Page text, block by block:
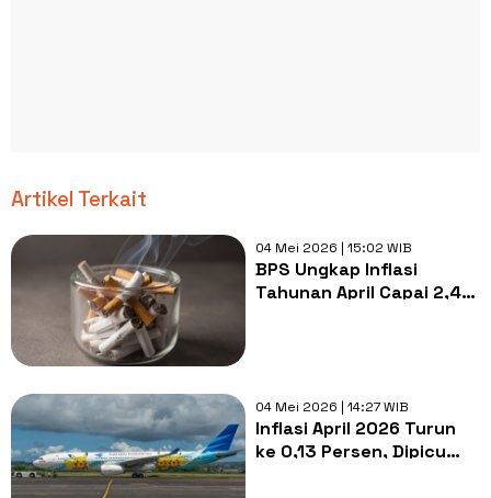
Artikel Terkait
04 Mei 2026 | 15:02 WIB
BPS Ungkap Inflasi
Tahunan April Capai 2,42
04 Mei 2026 | 14:27 WIB
Inflasi April 2026 Turun
ke 0,13 Persen, Dipicu